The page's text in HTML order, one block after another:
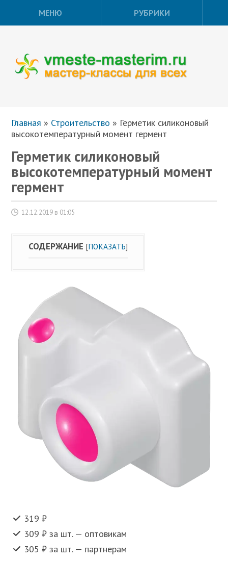
МЕНЮ РУБРИКИ
Главная » Строительство » Герметик силиконовый
высокотемпературный момент гермент
Герметик силиконовый
высокотемпературный момент
гермент
12.12.2019 в 01:05
СОДЕРЖАНИЕ [ПОКАЗАТЬ]
319 ₽
309 ₽ за шт. — оптовикам
305 ₽ за шт. — партнерам